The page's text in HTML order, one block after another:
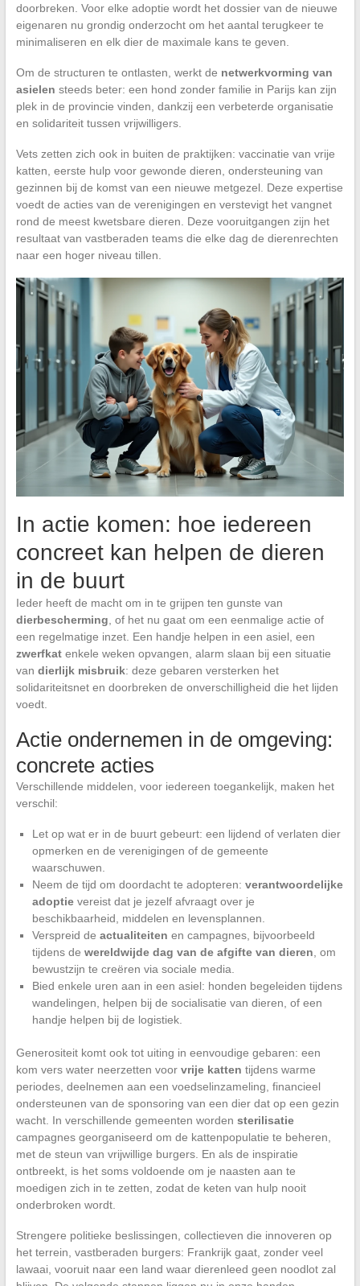
doorbreken. Voor elke adoptie wordt het dossier van de nieuwe
eigenaren nu grondig onderzocht om het aantal terugkeer te
minimaliseren en elk dier de maximale kans te geven.
Om de structuren te ontlasten, werkt de netwerkvorming van
asielen steeds beter: een hond zonder familie in Parijs kan zijn
plek in de provincie vinden, dankzij een verbeterde organisatie
en solidariteit tussen vrijwilligers.
Vets zetten zich ook in buiten de praktijken: vaccinatie van vrije
katten, eerste hulp voor gewonde dieren, ondersteuning van
gezinnen bij de komst van een nieuwe metgezel. Deze expertise
voedt de acties van de verenigingen en verstevigt het vangnet
rond de meest kwetsbare dieren. Deze vooruitgangen zijn het
resultaat van vastberaden teams die elke dag de dierenrechten
naar een hoger niveau tillen.
In actie komen: hoe iedereen
concreet kan helpen de dieren
in de buurt
Ieder heeft de macht om in te grijpen ten gunste van
dierbescherming , of het nu gaat om een eenmalige actie of
een regelmatige inzet. Een handje helpen in een asiel, een
zwerfkatenkele weken opvangen, alarm slaan bij een situatie
van dierlijk misbruik: deze gebaren versterken het
solidariteitsnet en doorbreken de onverschilligheid die het lijden
voedt.
Actie ondernemen in de omgeving:
concrete acties
Verschillende middelen, voor iedereen toegankelijk, maken het
verschil:
Let op wat er in de buurt gebeurt: een lijdend of verlaten dier
opmerken en de verenigingen of de gemeente
waarschuwen.
Neem de tijd om doordacht te adopteren: verantwoordelijke
adoptievereist dat je jezelf afvraagt over je
beschikbaarheid, middelen en levensplannen.
Verspreid de actualiteiten en campagnes, bijvoorbeeld
tijdens de wereldwijde dag van de afgifte van dieren , om
bewustzijn te creëren via sociale media.
Bied enkele uren aan in een asiel: honden begeleiden tijdens
wandelingen, helpen bij de socialisatie van dieren, of een
handje helpen bij de logistiek.
Generositeit komt ook tot uiting in eenvoudige gebaren: een
kom vers water neerzetten voor vrije katten tijdens warme
periodes, deelnemen aan een voedselinzameling, financieel
ondersteunen van de sponsoring van een dier dat op een gezin
wacht. In verschillende gemeenten worden sterilisatie
campagnes georganiseerd om de kattenpopulatie te beheren,
met de steun van vrijwillige burgers. En als de inspiratie
ontbreekt, is het soms voldoende om je naasten aan te
moedigen zich in te zetten, zodat de keten van hulp nooit
onderbroken wordt.
Strengere politieke beslissingen, collectieven die innoveren op
het terrein, vastberaden burgers: Frankrijk gaat, zonder veel
lawaai, vooruit naar een land waar dierenleed geen noodlot zal